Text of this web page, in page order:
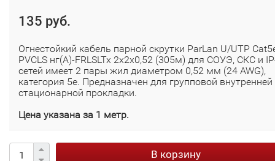
135 руб.
Огнестойкий кабель парной скрутки ParLan U/UTP
PVCLS нг(А)-FRLSLTx 2х2х0,52 (305м) для СОУЭ, СКС и
сетей имеет 2 пары жил диаметром 0,52 мм (24 AWG),
категория 5e. Предназначен для групповой внутренней
стационарной прокладки.
Цена указана за 1 метр.
В корзину